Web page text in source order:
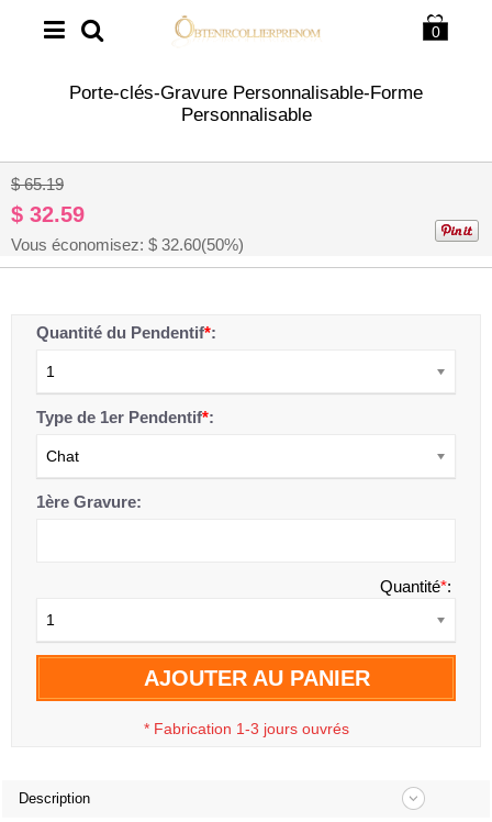
0
Porte-clés-Gravure Personnalisable-Forme
Personnalisable
1/3
$ 65.19
$ 32.59
Vous économisez: $ 32.60(50%)
Quantité du Pendentif*:
1
Type de 1er Pendentif*:
Chat
1ère Gravure:
Quantité*:
1
AJOUTER AU PANIER
* Fabrication 1-3 jours ouvrés
Description